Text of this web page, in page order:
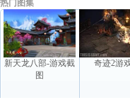
热门图集
新天龙八部-游戏截
图
奇迹2游